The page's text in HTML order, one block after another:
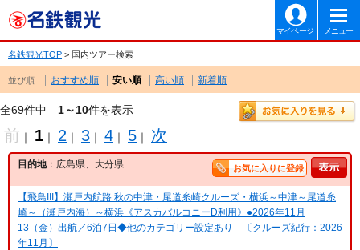
マイページ メニュー
名鉄観光TOP > 国内ツアー検索
並び順: おすすめ順 安い順 高い順 新着順
全69件中 1～10件を表示
前 ｜ 1 ｜ 2 ｜ 3 ｜ 4 ｜ 5 ｜ 次
目的地：広島県、大分県 お気に入りに登録
【飛鳥III】瀬戸内航路 秋の中津・尾道糸崎クルーズ・横浜～中津～尾道糸
崎～（瀬戸内海）～横浜《アスカバルコニーD利用》●2026年11月
13（金）出航／6泊7日◆他のカテゴリー設定あり 〔クルーズ紀行：2026
年11月〕